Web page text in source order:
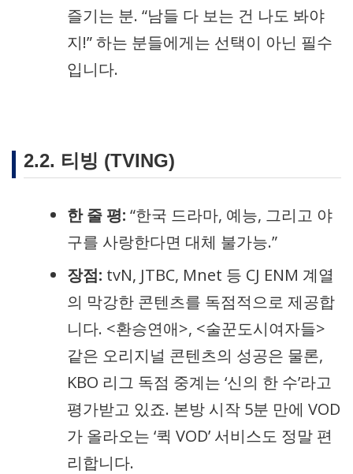
즐기는 분. “남들 다 보는 건 나도 봐야
지!” 하는 분들에게는 선택이 아닌 필수
입니다.
2.2. 티빙 (TVING)
한 줄 평: “한국 드라마, 예능, 그리고 야
구를 사랑한다면 대체 불가능.”
장점: tvN, JTBC, Mnet 등 CJ ENM 계열
의 막강한 콘텐츠를 독점적으로 제공합
니다. <환승연애>, <술꾼도시여자들>
같은 오리지널 콘텐츠의 성공은 물론,
KBO 리그 독점 중계는 ‘신의 한 수’라고
평가받고 있죠. 본방 시작 5분 만에 VOD
가 올라오는 ‘퀵 VOD’ 서비스도 정말 편
리합니다.